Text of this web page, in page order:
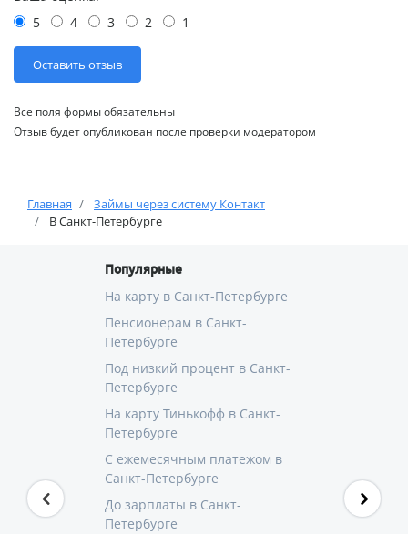
5
4 3 2 1
Все поля формы обязательны
Отзыв будет опубликован после проверки модератором
Главная
Займы через систему Контакт
В Санкт-Петербурге
Популярные
На карту в Санкт-Петербурге
Пенсионерам в Санкт-
Петербурге
Под низкий процент в Санкт-
Петербурге
На карту Тинькофф в Санкт-
Петербурге
С ежемесячным платежом в
Санкт-Петербурге
До зарплаты в Санкт-
Петербурге